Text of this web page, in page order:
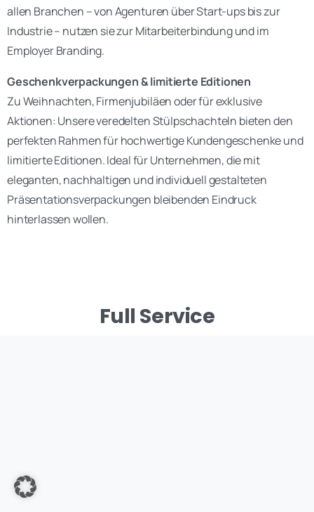
allen Branchen – von Agenturen über Start-ups bis zur
Industrie – nutzen sie zur Mitarbeiterbindung und im
Employer Branding.
Geschenkverpackungen & limitierte Editionen
Zu Weihnachten, Firmenjubiläen oder für exklusive
Aktionen: Unsere veredelten Stülpschachteln bieten den
perfekten Rahmen für hochwertige Kundengeschenke und
limitierte Editionen. Ideal für Unternehmen, die mit
eleganten, nachhaltigen und individuell gestalteten
Präsentationsverpackungen bleibenden Eindruck
hinterlassen wollen.
Full Service